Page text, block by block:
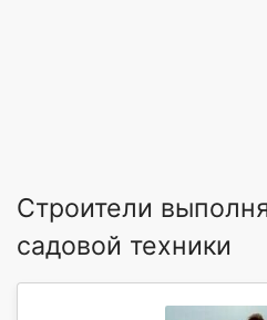
Строители
садовой техники